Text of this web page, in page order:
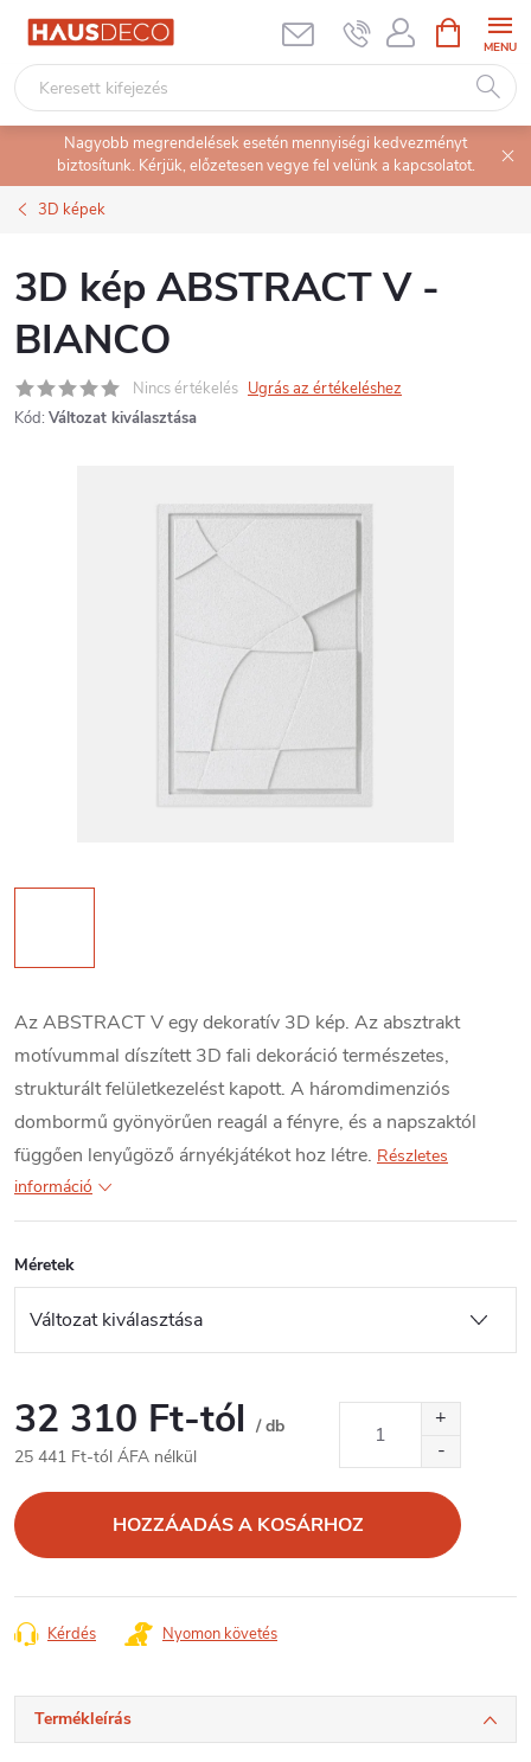
Ugrás
tartalomhoz
KOSÁR
Nagyobb megrendelések esetén mennyiségi kedvezményt
biztosítunk. Kérjük, előzetesen vegye fel velünk a kapcsolatot.
3D képek
3D kép ABSTRACT V -
BIANCO
Nincs értékelés Ugrás az értékeléshez
Kód: Változat kiválasztása
Az ABSTRACT V egy dekoratív 3D kép. Az absztrakt
motívummal díszített 3D fali dekoráció természetes,
strukturált felületkezelést kapott. A háromdimenziós
dombormű gyönyörűen reagál a fényre, és a napszaktól
függően lenyűgöző árnyékjátékot hoz létre. Részletes
információ
Méretek
32 310 Ft-tól / db
25 441 Ft-tól ÁFA nélkül
HOZZÁADÁS A KOSÁRHOZ
Kérdés Nyomon követés
Termékleírás